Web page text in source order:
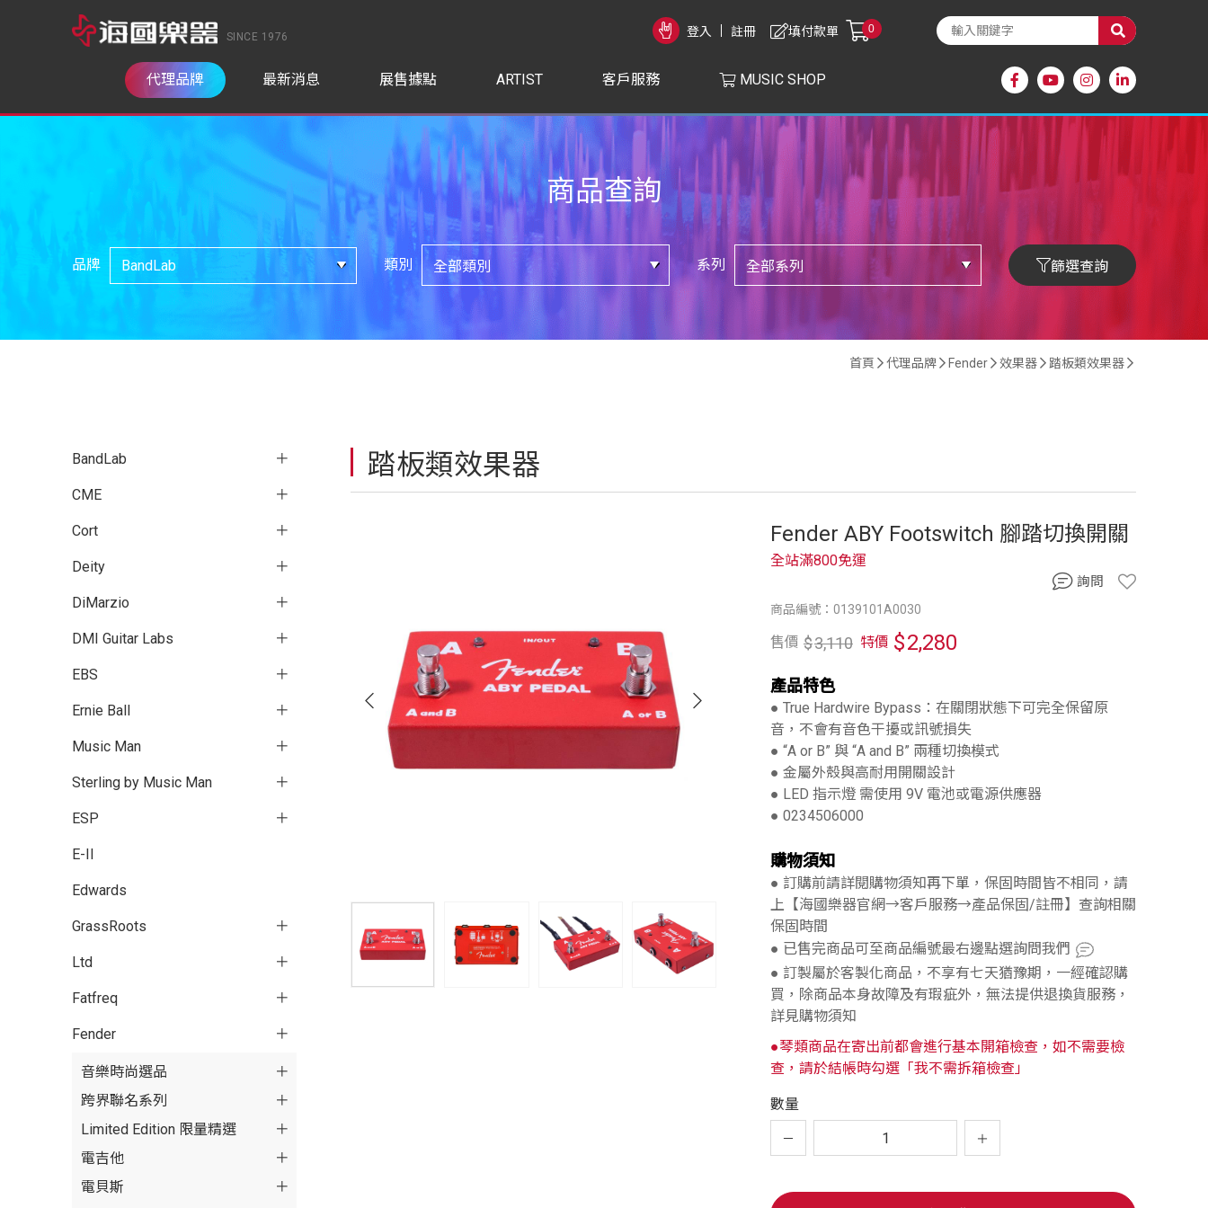
SINCE 1976 登入 註冊 0
填付款單
代理品牌 最新消息 展售據點 ARTIST 客戶服務 MUSIC SHOP
商品查詢
品牌 類別 系列 篩選查詢
首頁 代理品牌 Fender 效果器 踏板類效果器
BandLab
CME
Cort
Deity
DiMarzio
DMI Guitar Labs
EBS
Ernie Ball
Music Man
Sterling by Music Man
ESP
E-II
Edwards
GrassRoots
Ltd
Fatfreq
Fender
音樂時尚選品
跨界聯名系列
Limited Edition 限量精選
電吉他
電貝斯
踏板類效果器
Fender ABY Footswitch 腳踏切換開關
商品編號：0139101A0030
全站滿800免運
售價 $3,110 特價 $2,280
產品特色
● True Hardwire Bypass：在關閉狀態下可完全保留原
音，不會有音色干擾或訊號損失
● “A or B” 與 “A and B” 兩種切換模式
● 金屬外殼與高耐用開關設計
● LED 指示燈 需使用 9V 電池或電源供應器
● 0234506000
購物須知
● 訂購前請詳閱購物須知再下單，保固時間皆不相同，請
上【海國樂器官網→客戶服務→產品保固/註冊】查詢相關
保固時間
● 已售完商品可至商品編號最右邊點選詢問我們
● 訂製屬於客製化商品，不享有七天猶豫期，一經確認購
買，除商品本身故障及有瑕疵外，無法提供退換貨服務，
詳見購物須知
●琴類商品在寄出前都會進行基本開箱檢查，如不需要檢
查，請於結帳時勾選「我不需拆箱檢查」
數量
詢問